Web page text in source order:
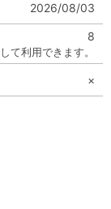
2026/08/03
8
て利用できます。
×